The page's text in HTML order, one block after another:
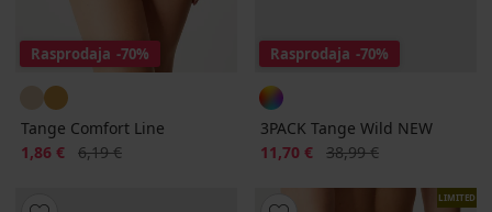
Rasprodaja -70%
Tange Comfort Line
Popust
1,86 € Prvobitna cijena
6,19 €
Rasprodaja -70%
3PACK Tange Wild NEW
Popust
11,70 € Prvobitna cijena
38,99 €
LIMITED